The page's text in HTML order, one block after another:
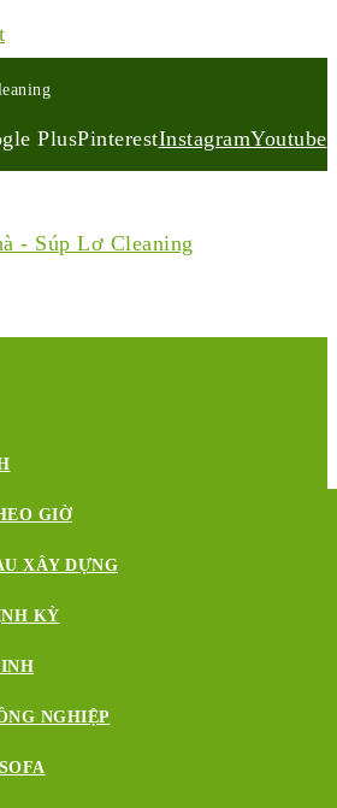
PlusPinterestInstagramYoutube
GIỜ
XÂY DỰNG
KỲ
NGHIỆP